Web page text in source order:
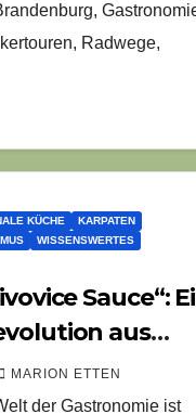
Radwege,
KÜCHE
KARPATEN
WISSENSWERTES
Sauce“:
aus
mit slawischer
MARION ETTEN
der Gastronomie ist